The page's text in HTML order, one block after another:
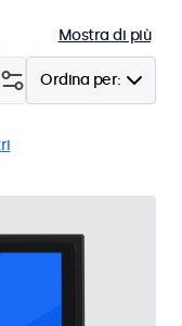
Mostra di più
Ordina per: